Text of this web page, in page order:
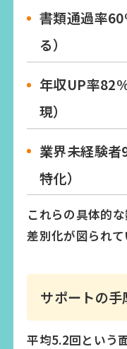
書類通過率
る）
年収UP率
現）
業界未経験
特化）
これらの具体的
差別化が図られて
サポートの手
平均5.2回という